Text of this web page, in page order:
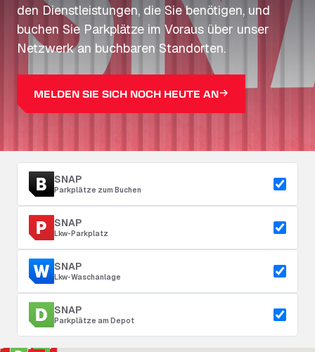
den Dienstleistungen, die Sie benötigen, und
buchen Sie Parkplätze im Voraus über unser
Netzwerk an buchbaren Standorten.
MELDEN SIE SICH NOCH HEUTE AN
SNAP
Parkplätze zum Buchen
SNAP
Lkw-Parkplatz
SNAP
Lkw-Waschanlage
SNAP
Parkplätze am Depot